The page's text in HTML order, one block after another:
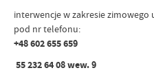
interwencje w zakresie zimowego
pod nr telefonu:
+48 602 655
55 232 64 08 wew. 9